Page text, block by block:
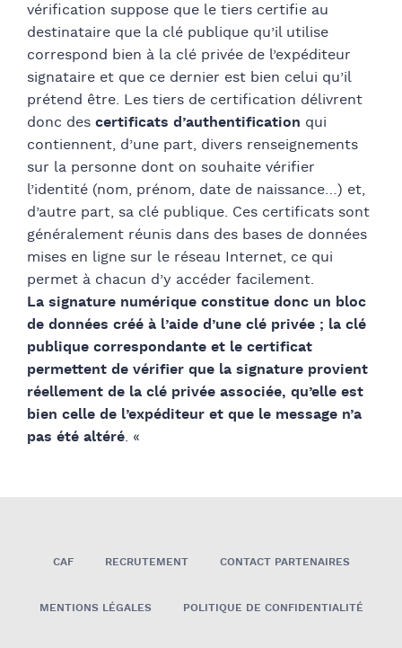
vérification suppose que le tiers certifie au
destinataire que la clé publique qu’il utilise
correspond bien à la clé privée de l’expéditeur
signataire et que ce dernier est bien celui qu’il
prétend être. Les tiers de certification délivrent
donc des certificats d’authentification qui
contiennent, d’une part, divers renseignements
sur la personne dont on souhaite vérifier
l’identité (nom, prénom, date de naissance…) et,
d’autre part, sa clé publique. Ces certificats sont
généralement réunis dans des bases de données
mises en ligne sur le réseau Internet, ce qui
permet à chacun d’y accéder facilement.
La signature numérique constitue donc un bloc
de données créé à l’aide d’une clé privée ; la clé
publique correspondante et le certificat
permettent de vérifier que la signature provient
réellement de la clé privée associée, qu’elle est
bien celle de l’expéditeur et que le message n’a
pas été altéré. «
CAF RECRUTEMENT CONTACT PARTENAIRES
MENTIONS LÉGALES POLITIQUE DE CONFIDENTIALITÉ